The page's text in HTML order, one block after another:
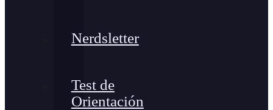
Nerdsletter
Test de
Orientación